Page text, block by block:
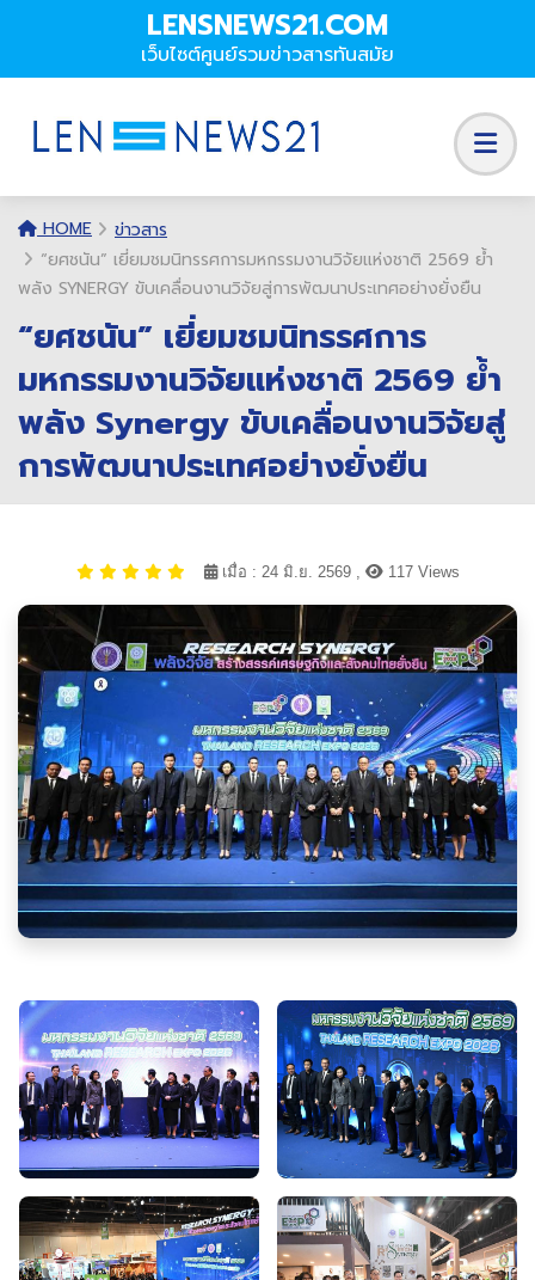
LENSNEWS21.COM
เว็บไซต์ศูนย์รวมข่าวสารทันสมัย
HOME
ข่าวสาร
“ยศชนัน” เยี่ยมชมนิทรรศการมหกรรมงานวิจัยแห่งชาติ 2569 ย้ำ
พลัง SYNERGY ขับเคลื่อนงานวิจัยสู่การพัฒนาประเทศอย่างยั่งยืน
“ยศชนัน” เยี่ยมชมนิทรรศการ
มหกรรมงานวิจัยแห่งชาติ 2569 ย้ำ
พลัง Synergy ขับเคลื่อนงานวิจัยสู่
การพัฒนาประเทศอย่างยั่งยืน
เมื่อ : 24 มิ.ย. 2569 , 117 Views